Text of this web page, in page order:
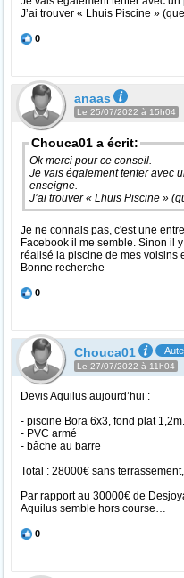
J’ai trouver « Lhuis Piscine »
0
anaas
Le 25/07/2022 à 15h04
Chouca01 a écrit:
Ok merci pour ce conseil.
Je vais également tenter avec
enseigne.
J’ai trouver « Lhuis Piscine »
Je ne connais pas, c'est une
Facebook il me semble. Sinon il
réalisé la piscine de mes voisins
Bonne recherche
0
Chouca01
Le 27/07/2022 à 11h04
Devis Aquilus aujourd’hui :
- piscine Bora 6x3, fond plat 1,2m.
- PVC armé
- bâche au barre
Total : 28000€ sans
Par rapport au 30000€ de
Aquilus semble hors course…
0